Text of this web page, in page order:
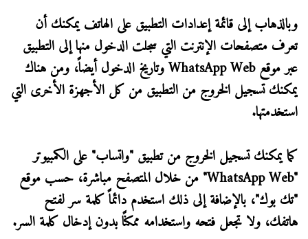
وبالذهاب إلى قائمة إعدادات التطبيق على الهاتف يمكنك أن
تعرف متصفحات الإنترنت التي سجلت الدخول منها إلى التطبيق
عبر موقع WhatsApp Web وتاريخ الدخول أيضاً، ومن هناك
يمكنك تسجيل الخروج من التطبيق من كل الأجهزة الأخرى التي
استخدمتها.
كما يمكنك تسجيل الخروج من تطبيق "واتساب" على الكمبيوتر
"WhatsApp Web" من خلال المتصفح مباشرة، حسب موقع
"تك بوك"، بالإضافة إلى ذلك استخدم دائماً كلمة سر لفتح
هاتفك، ولا تجعل فتحه واستخدامه ممكنًا بدون إدخال كلمة السر.